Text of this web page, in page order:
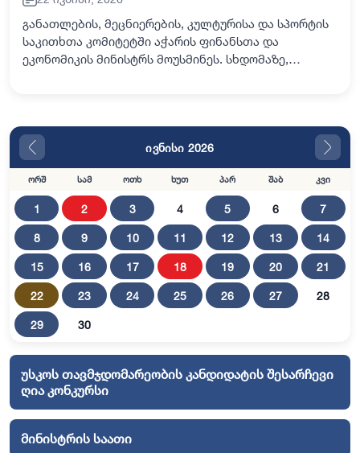
განათლების, მეცნიერების, კულტურისა და სპორტის
საკითხთა კომიტეტში აჭარის ფინანსთა და
ეკონომიკის მინისტრს მოუსმინეს. სხდომაზე,
ივნისი 2026
ორშ სამ ოთხ ხუთ პარ შაბ კვი
1 2 3 4 5 6 7
8 9 10 11 12 13 14
15 16 17 18 19 20 21
22 23 24 25 26 27 28
29 30
უსკოს თავმჯდომარეობის კანდიდატის შესარჩევი
ღია კონკურსი
მინისტრის საათი